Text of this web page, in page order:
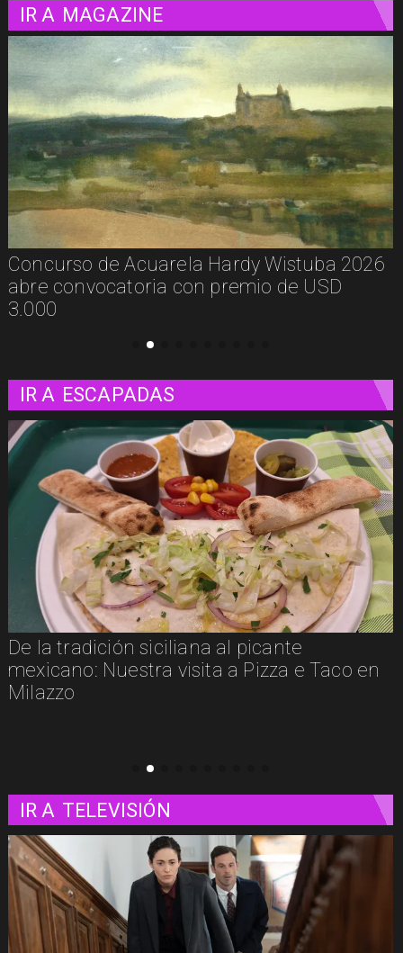
IR A MAGAZINE
De la calle a los libros: Pablito Recupera
presenta Psicología Callejera
IR A ESCAPADAS
Un paseo matutino por Venecia
IR A TELEVISIÓN